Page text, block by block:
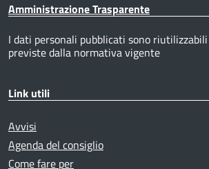
Amministrazione Trasparente
I dati personali pubblicati sono
previste dalla normativa vigente
Link utili
Avvisi
Agenda del consiglio
Come fare per